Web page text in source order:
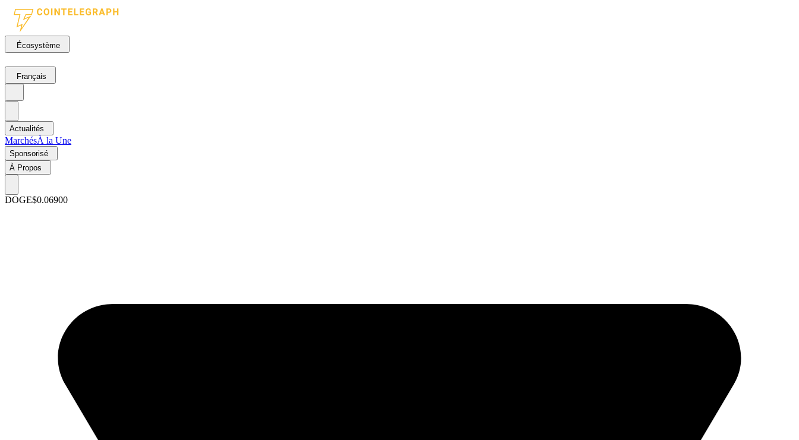
Écosystème
Français
Actualités
MarchésÀ la Une
Sponsorisé
À Propos
DOGE$0.06900